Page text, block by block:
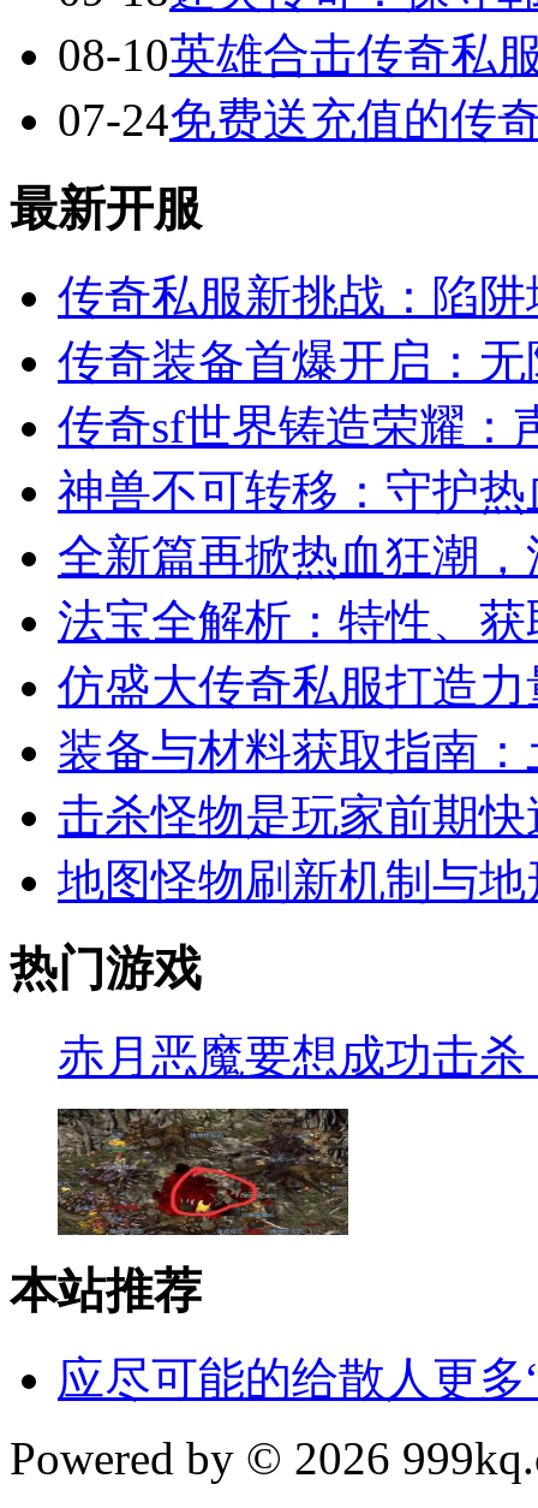
08-10英雄合击传奇私
07-24免费送充值的传
最新开服
传奇私服新挑战：陷
传奇装备首爆开启：
传奇sf世界铸造荣耀：
神兽不可转移：守护
全新篇再掀热血狂潮
法宝全解析：特性、
仿盛大传奇私服打造
装备与材料获取指南
击杀怪物是玩家前期
地图怪物刷新机制与
热门游戏
赤月恶魔要想成功击
本站推荐
应尽可能的给散人更多
Powered by © 2026